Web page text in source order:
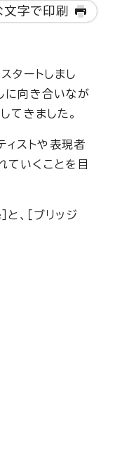
文字で印刷
タートしまし
に向き合いなが
てきました。
ィストや表現者
ていくことを目
］と、［ブリッジ